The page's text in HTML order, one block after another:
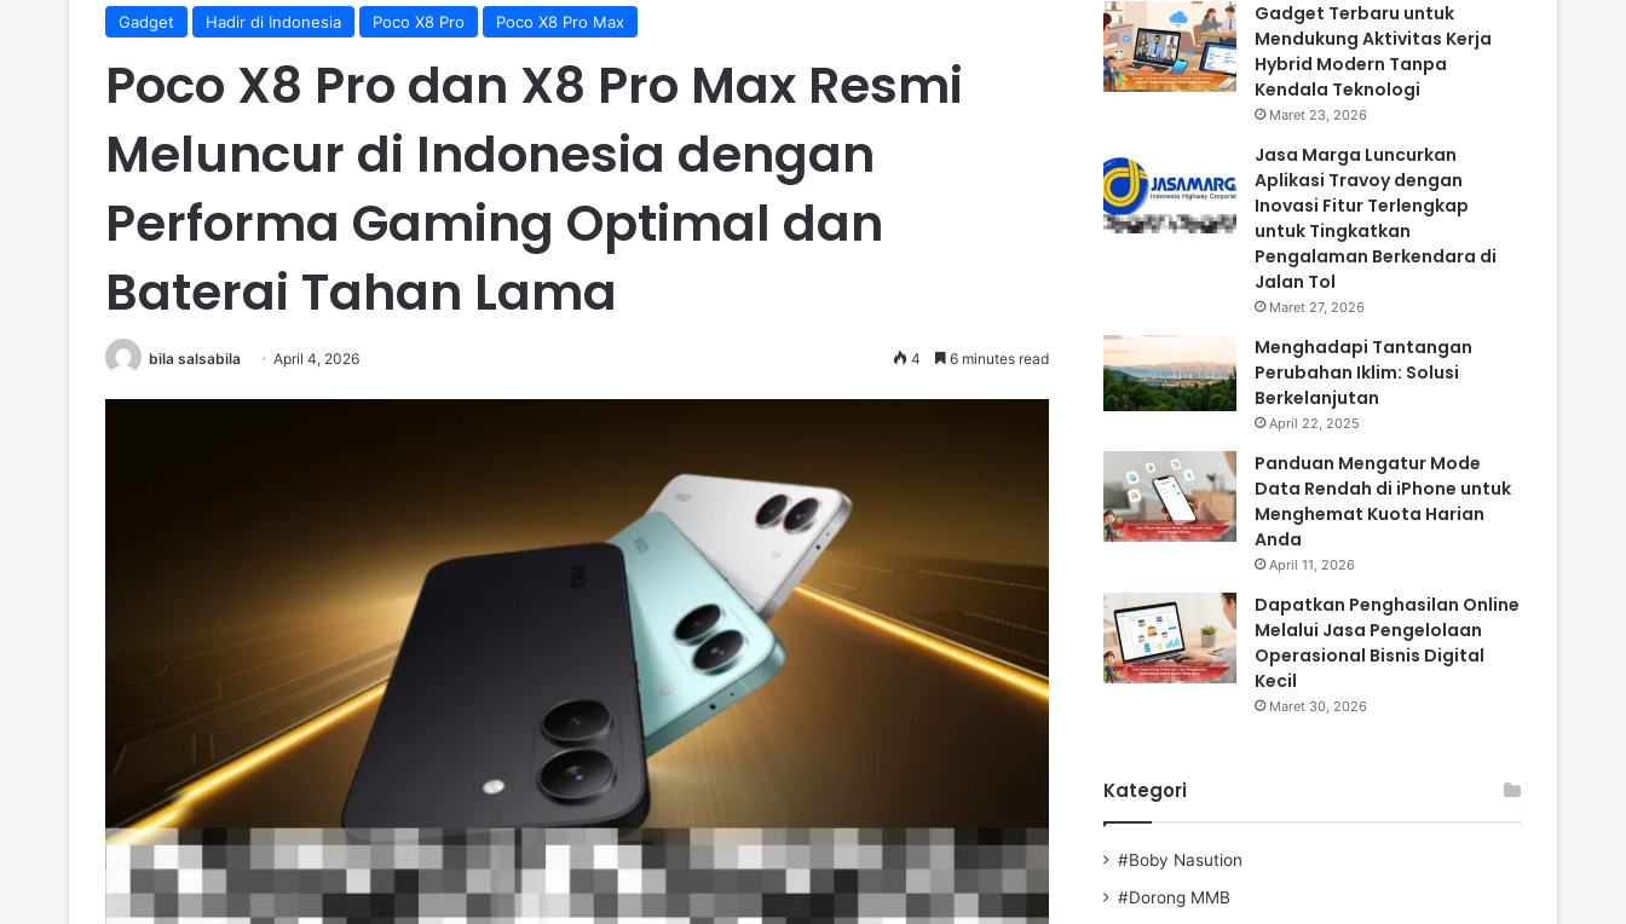
Gadget Hadir di Indonesia Poco X8 Pro Poco X8 Pro Max
Poco X8 Pro dan X8 Pro Max Resmi
Meluncur di Indonesia dengan
Performa Gaming Optimal dan
Baterai Tahan Lama
bila salsabila April 4, 2026 4 6 minutes read
Gadget Terbaru untuk
Mendukung Aktivitas Kerja
Hybrid Modern Tanpa
Kendala Teknologi
Maret 23, 2026
Jasa Marga Luncurkan
Aplikasi Travoy dengan
Inovasi Fitur Terlengkap
untuk Tingkatkan
Pengalaman Berkendara di
Jalan Tol
Maret 27, 2026
Menghadapi Tantangan
Perubahan Iklim: Solusi
Berkelanjutan
April 22, 2025
Panduan Mengatur Mode
Data Rendah di iPhone untuk
Menghemat Kuota Harian
Anda
April 11, 2026
Dapatkan Penghasilan Online
Melalui Jasa Pengelolaan
Operasional Bisnis Digital
Kecil
Maret 30, 2026
Kategori
#Boby Nasution
#Dorong MMB